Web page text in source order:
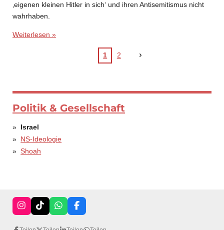
‚eigenen kleinen Hitler in sich‘ und ihren Antisemitismus nicht
wahrhaben.
Weiterlesen »
1 2
Politik & Gesellschaft
Israel
NS-Ideologie
Shoah
I
n
T
i
W
h
a
F
a